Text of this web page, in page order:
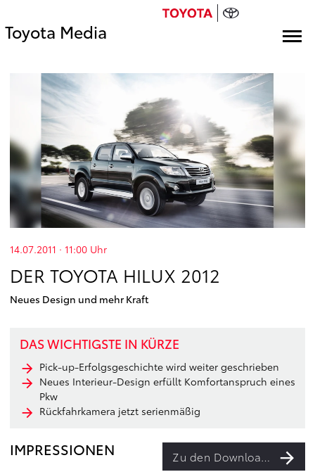
Toyota Media
14.07.2011 · 11:00 Uhr
DER TOYOTA HILUX 2012
Neues Design und mehr Kraft
DAS WICHTIGSTE IN KÜRZE
Pick-up-Erfolgsgeschichte wird weiter geschrieben
Neues Interieur-Design erfüllt Komfortanspruch eines
Pkw
Rückfahrkamera jetzt serienmäßig
IMPRESSIONEN Zu den Downloads